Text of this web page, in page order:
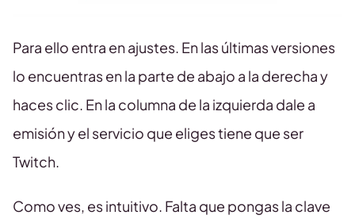
Para ello entra en ajustes. En las últimas versiones
lo encuentras en la parte de abajo a la derecha y
haces clic. En la columna de la izquierda dale a
emisión y el servicio que eliges tiene que ser
Twitch.
Como ves, es intuitivo. Falta que pongas la clave